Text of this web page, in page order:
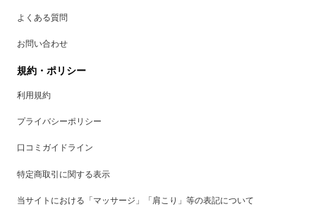
よくある質問
お問い合わせ
規約・ポリシー
利用規約
プライバシーポリシー
口コミガイドライン
特定商取引に関する表示
当サイトにおける「マッサージ」「肩こり」等の表記について